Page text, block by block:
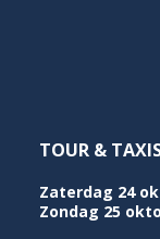
TOUR &
Zaterdag 24
Zondag 25